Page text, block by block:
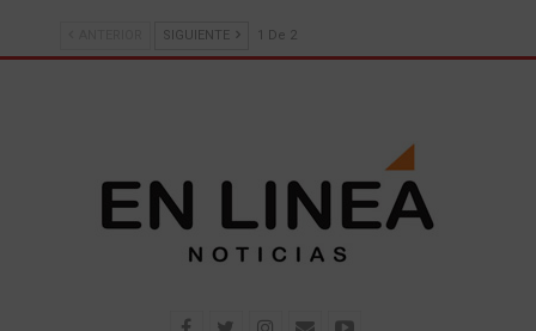
SIGUIENTE 1 De 2